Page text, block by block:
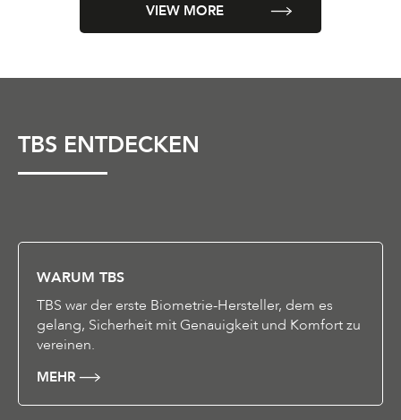
VIEW MORE
TBS ENTDECKEN
WARUM TBS
TBS war der erste Biometrie-Hersteller, dem es
gelang, Sicherheit mit Genauigkeit und Komfort zu
vereinen.
MEHR